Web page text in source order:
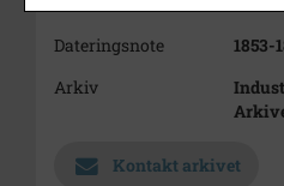
Dateringsnote
1853-
Arkiv
Kontakt arkivet